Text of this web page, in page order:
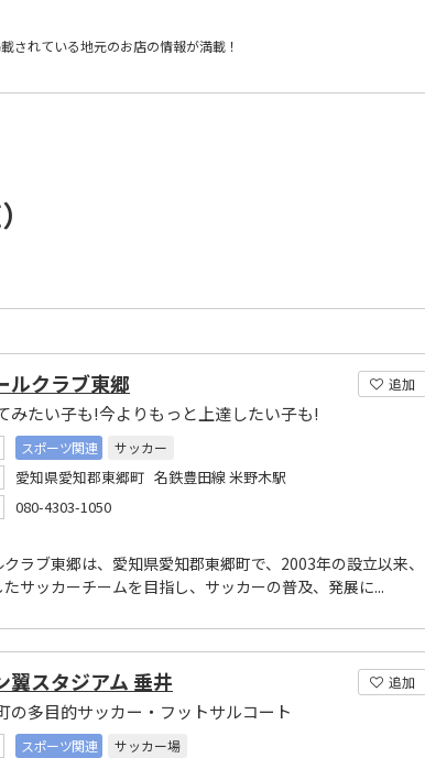
されている地元のお店の情報が満載！
追加
ルクラブ東郷
みたい子も!今よりもっと上達したい子も!
スポーツ関連
サッカー
愛知県愛知郡東郷町 名鉄豊田線 米野木駅
080-4303-1050
ラブ東郷は、愛知県愛知郡東郷町で、2003年の設立以来、
サッカーチームを目指し、サッカーの普及、発展に...
追加
翼スタジアム 垂井
の多目的サッカー・フットサルコート
スポーツ関連
サッカー場